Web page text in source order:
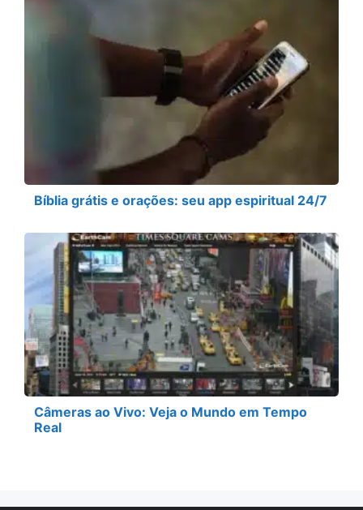
Bíblia grátis e orações: seu app espiritual 24/7
Câmeras ao Vivo: Veja o Mundo em Tempo
Real